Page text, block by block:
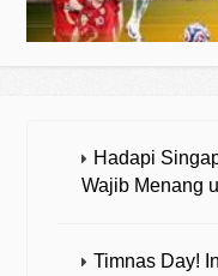
Hadapi
Wajib Menang
Timnas Day!